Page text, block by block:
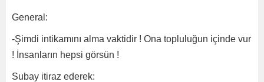
General:
-Şimdi intikamını alma vaktidir ! Ona topluluğun içinde vur
! İnsanların hepsi görsün !
Subay itiraz ederek: